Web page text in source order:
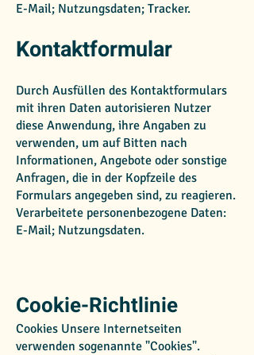
E-Mail; Nutzungsdaten; Tracker.
Kontaktformular
Durch Ausfüllen des Kontaktformulars
mit ihren Daten autorisieren Nutzer
diese Anwendung, ihre Angaben zu
verwenden, um auf Bitten nach
Informationen, Angebote oder sonstige
Anfragen, die in der Kopfzeile des
Formulars angegeben sind, zu reagieren.
Verarbeitete personenbezogene Daten:
E-Mail; Nutzungsdaten.
Cookie-Richtlinie
Cookies Unsere Internetseiten
verwenden sogenannte "Cookies".